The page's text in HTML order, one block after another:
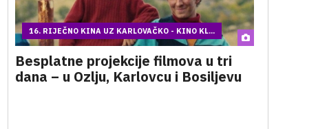
16. RIJEČNO KINA UZ KARLOVAČKO - KINO KL...
Besplatne projekcije filmova u tri
dana – u Ozlju, Karlovcu i Bosiljevu